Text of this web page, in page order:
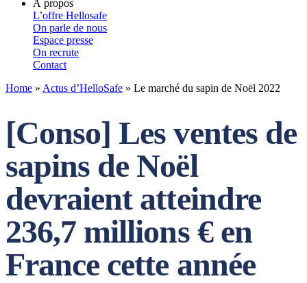
À propos
L’offre Hellosafe
On parle de nous
Espace presse
On recrute
Contact
Home » Actus d’HelloSafe » Le marché du sapin de Noël 2022
[Conso] Les ventes de
sapins de Noël
devraient atteindre
236,7 millions € en
France cette année